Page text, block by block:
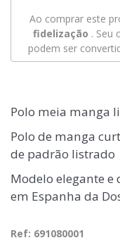
Ao comprar este
fidelização . Seu
podem ser
Polo meia manga
Polo de manga
de padrão listrado
Modelo elegante e
em Espanha da
Ref: 691080001